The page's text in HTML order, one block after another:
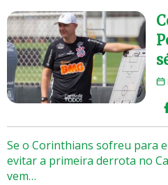
Se o Corinthians sofreu para
evitar a primeira derrota no
vem…